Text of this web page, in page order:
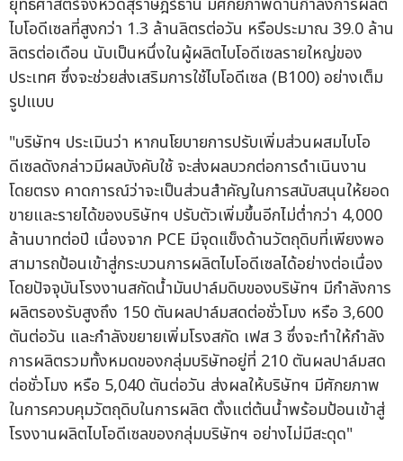
ไบโอดีเซลที่สูงกว่า 1.3 ล้านลิตรต่อวัน หรือประมาณ 39.0 ล้าน
ลิตรต่อเดือน นับเป็นหนึ่งในผู้ผลิตไบโอดีเซลรายใหญ่ของ
ประเทศ ซึ่งจะช่วยส่งเสริมการใช้ไบโอดีเซล (B100) อย่างเต็ม
รูปแบบ
"บริษัทฯ ประเมินว่า หากนโยบายการปรับเพิ่มส่วนผสมไบโอ
ดีเซลดังกล่าวมีผลบังคับใช้ จะส่งผลบวกต่อการดำเนินงาน
โดยตรง คาดการณ์ว่าจะเป็นส่วนสำคัญในการสนับสนุนให้ยอด
ขายและรายได้ของบริษัทฯ ปรับตัวเพิ่มขึ้นอีกไม่ต่ำกว่า 4,000
ล้านบาทต่อปี เนื่องจาก PCE มีจุดแข็งด้านวัตถุดิบที่เพียงพอ
สามารถป้อนเข้าสู่กระบวนการผลิตไบโอดีเซลได้อย่างต่อเนื่อง
โดยปัจจุบันโรงงานสกัดน้ำมันปาล์มดิบของบริษัทฯ มีกำลังการ
ผลิตรองรับสูงถึง 150 ตันผลปาล์มสดต่อชั่วโมง หรือ 3,600
ตันต่อวัน และกำลังขยายเพิ่มโรงสกัด เฟส 3 ซึ่งจะทำให้กำลัง
การผลิตรวมทั้งหมดของกลุ่มบริษัทอยู่ที่ 210 ตันผลปาล์มสด
ต่อชั่วโมง หรือ 5,040 ตันต่อวัน ส่งผลให้บริษัทฯ มีศักยภาพ
ในการควบคุมวัตถุดิบในการผลิต ตั้งแต่ต้นน้ำพร้อมป้อนเข้าสู่
โรงงานผลิตไบโอดีเซลของกลุ่มบริษัทฯ อย่างไม่มีสะดุด"